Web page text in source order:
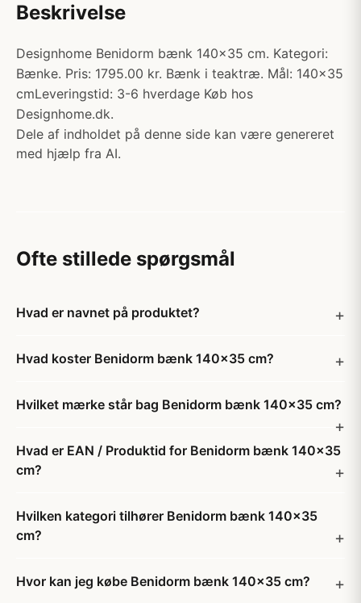
Beskrivelse
Designhome Benidorm bænk 140x35 cm. Kategori:
Bænke. Pris: 1795.00 kr. Bænk i teaktræ. Mål: 140x35
cmLeveringstid: 3-6 hverdage Køb hos
Designhome.dk.
Dele af indholdet på denne side kan være genereret
med hjælp fra AI.
Ofte stillede spørgsmål
Hvad er navnet på produktet?
Hvad koster Benidorm bænk 140x35 cm?
Hvilket mærke står bag Benidorm bænk 140x35 cm?
Hvad er EAN / Produktid for Benidorm bænk 140x35
cm?
Hvilken kategori tilhører Benidorm bænk 140x35
cm?
Hvor kan jeg købe Benidorm bænk 140x35 cm?